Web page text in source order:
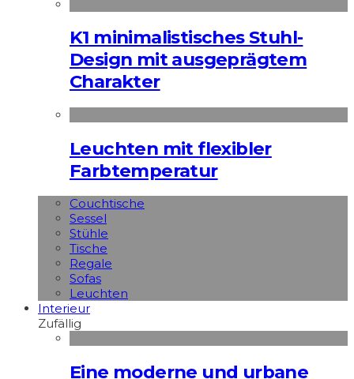
K1 minimalistisches Stuhl-
Design mit ausgeprägtem
Charakter
Leuchten mit flexibler
Farbtemperatur
Couchtische
Sessel
Stühle
Tische
Regale
Sofas
Leuchten
Interieur
Zufällig
Eine moderne und urbane